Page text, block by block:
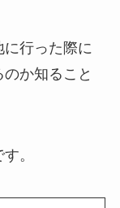
に行った際に
か知ること
。